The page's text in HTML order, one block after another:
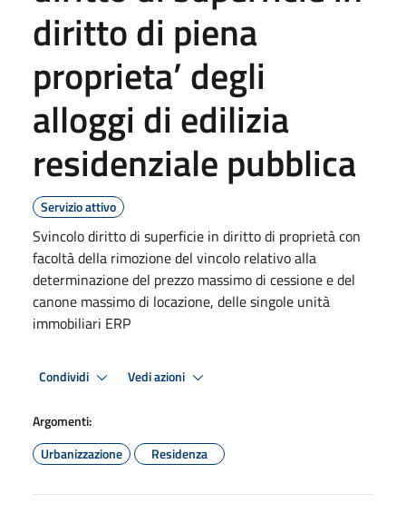
diritto di piena
proprieta’ degli
alloggi di edilizia
residenziale pubblica
Servizio attivo
Svincolo diritto di superficie in diritto di proprietà con
facoltà della rimozione del vincolo relativo alla
determinazione del prezzo massimo di cessione e del
canone massimo di locazione, delle singole unità
immobiliari ERP
Condividi Vedi azioni
Argomenti:
Urbanizzazione
Residenza